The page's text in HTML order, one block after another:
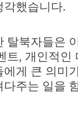
각했습니다.
탈북자들은
트, 개인적인
게 큰 의미
주는 일을